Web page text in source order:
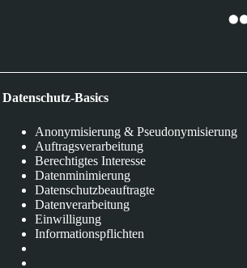
Datenschutz-Basics
Anonymisierung & Pseudonymisierung
Auftragsverarbeitung
Berechtigtes Interesse
Datenminimierung
Datenschutzbeauftragte
Datenverarbeitung
Einwilligung
Informationspflichten